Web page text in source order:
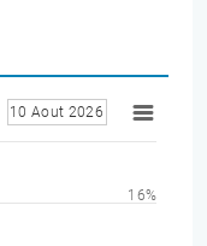
10 Aout 2026
16%